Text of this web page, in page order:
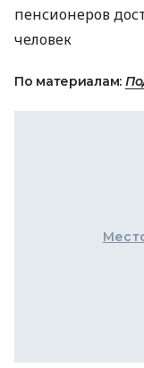
пенсионеров
человек
По материалам: